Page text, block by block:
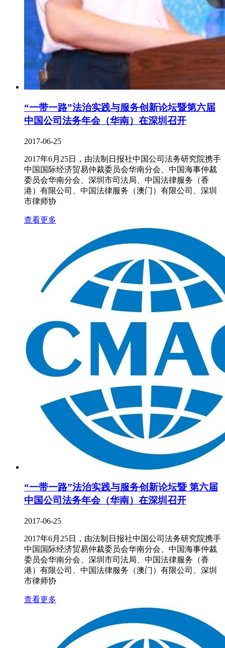
“一带一路”法治实践与服务创新论坛暨第六届
中国公司法务年会（华南）在深圳召开
2017-06-25
2017年6月25日，由法制日报社中国公司法务研究院携手
中国国际经济贸易仲裁委员会华南分会、中国海事仲裁
委员会华南分会、深圳市司法局、中国法律服务（香
港）有限公司、中国法律服务（澳门）有限公司、深圳
市律师协
查看更多
“一带一路”法治实践与服务创新论坛暨 第六届
中国公司法务年会（华南）在深圳召开
2017-06-25
2017年6月25日，由法制日报社中国公司法务研究院携手
中国国际经济贸易仲裁委员会华南分会、中国海事仲裁
委员会华南分会、深圳市司法局、中国法律服务（香
港）有限公司、中国法律服务（澳门）有限公司、深圳
市律师协
查看更多